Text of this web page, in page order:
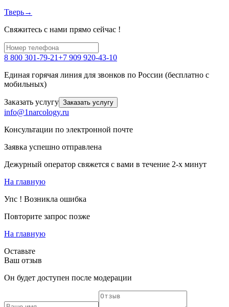
Тверь→
Свяжитесь с нами прямо сейчас !
8 800 301-79-21+7 909 920-43-10
Единая горячая линия для звонков по России (бесплатно с
мобильных)
Заказать услугу Заказать услугу
info@1narcology.ru
Консультации по электронной почте
Заявка успешно отправлена
Дежурный оператор свяжется с вами в течение 2-х минут
На главную
Упс ! Возникла ошибка
Повторите запрос позже
На главную
Оставьте
Ваш отзыв
Он будет доступен после модерации